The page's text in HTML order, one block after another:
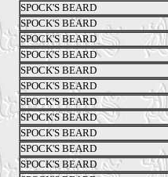
SPOCK'S BEARD
SPOCK'S BEARD
SPOCK'S BEARD
SPOCK'S BEARD
SPOCK'S BEARD
SPOCK'S BEARD
SPOCK'S BEARD
SPOCK'S BEARD
SPOCK'S BEARD
SPOCK'S BEARD
SPOCK'S BEARD